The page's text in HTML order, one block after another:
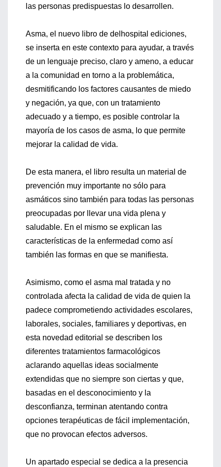
las personas predispuestas lo desarrollen.
Asma, el nuevo libro de delhospital ediciones,
se inserta en este contexto para ayudar, a través
de un lenguaje preciso, claro y ameno, a educar
a la comunidad en torno a la problemática,
desmitificando los factores causantes de miedo
y negación, ya que, con un tratamiento
adecuado y a tiempo, es posible controlar la
mayoría de los casos de asma, lo que permite
mejorar la calidad de vida.
De esta manera, el libro resulta un material de
prevención muy importante no sólo para
asmáticos sino también para todas las personas
preocupadas por llevar una vida plena y
saludable. En el mismo se explican las
características de la enfermedad como así
también las formas en que se manifiesta.
Asimismo, como el asma mal tratada y no
controlada afecta la calidad de vida de quien la
padece comprometiendo actividades escolares,
laborales, sociales, familiares y deportivas, en
esta novedad editorial se describen los
diferentes tratamientos farmacológicos
aclarando aquellas ideas socialmente
extendidas que no siempre son ciertas y que,
basadas en el desconocimiento y la
desconfianza, terminan atentando contra
opciones terapéuticas de fácil implementación,
que no provocan efectos adversos.
Un apartado especial se dedica a la presencia